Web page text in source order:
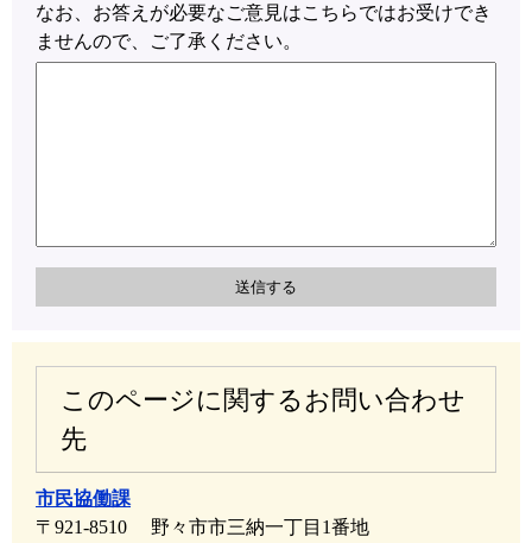
なお、お答えが必要なご意見はこちらではお受けでき
ませんので、ご了承ください。
このページに関するお問い合わせ
先
市民協働課
〒921-8510
野々市市三納一丁目1番地